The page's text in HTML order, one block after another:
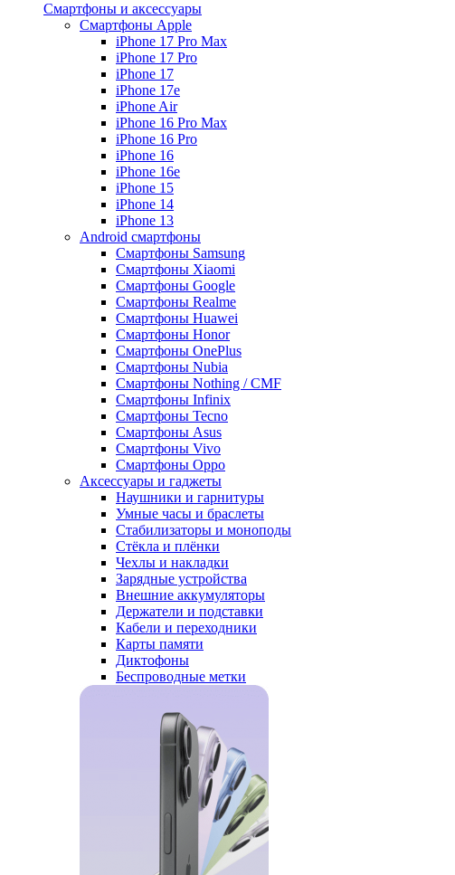
Смартфоны и аксессуары
Смартфоны Apple
iPhone 17 Pro Max
iPhone 17 Pro
iPhone 17
iPhone 17e
iPhone Air
iPhone 16 Pro Max
iPhone 16 Pro
iPhone 16
iPhone 16e
iPhone 15
iPhone 14
iPhone 13
Android cмартфоны
Смартфоны Samsung
Смартфоны Xiaomi
Смартфоны Google
Смартфоны Realme
Смартфоны Huawei
Смартфоны Honor
Смартфоны OnePlus
Смартфоны Nubia
Смартфоны Nothing / CMF
Смартфоны Infinix
Смартфоны Tecno
Смартфоны Asus
Смартфоны Vivo
Смартфоны Oppo
Аксессуары и гаджеты
Наушники и гарнитуры
Умные часы и браслеты
Стабилизаторы и моноподы
Стёкла и плёнки
Чехлы и накладки
Зарядные устройства
Внешние аккумуляторы
Держатели и подставки
Кабели и переходники
Карты памяти
Диктофоны
Беспроводные метки